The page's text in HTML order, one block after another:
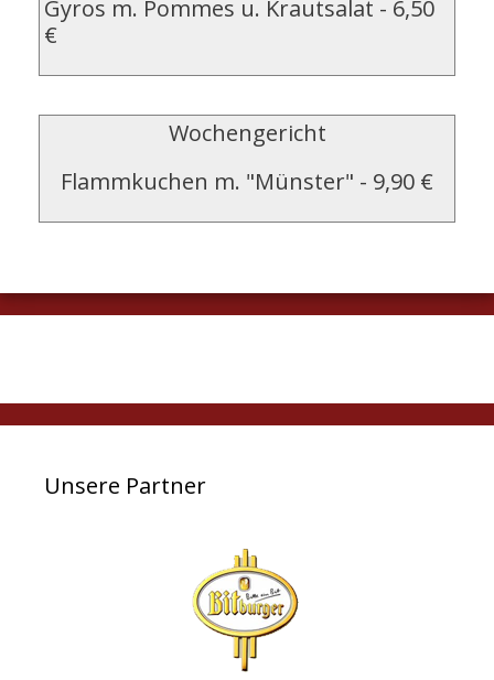
Gyros m. Pommes u. Krautsalat - 6,50
€
Wochengericht
Flammkuchen m. "Münster" - 9,90 €
Unsere Partner